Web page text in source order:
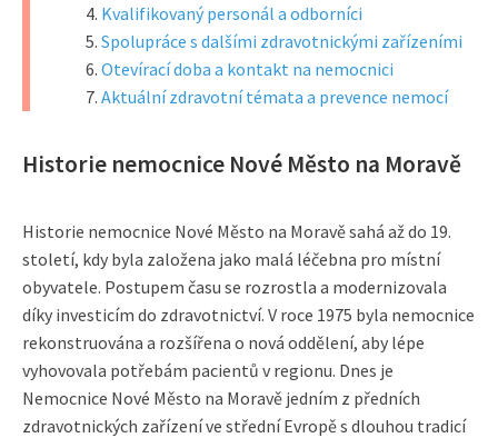
Kvalifikovaný personál a odborníci
Spolupráce s dalšími zdravotnickými zařízeními
Otevírací doba a kontakt na nemocnici
Aktuální zdravotní témata a prevence nemocí
Historie nemocnice Nové Město na Moravě
Historie nemocnice Nové Město na Moravě sahá až do 19.
století, kdy byla založena jako malá léčebna pro místní
obyvatele. Postupem času se rozrostla a modernizovala
díky investicím do zdravotnictví. V roce 1975 byla nemocnice
rekonstruována a rozšířena o nová oddělení, aby lépe
vyhovovala potřebám pacientů v regionu. Dnes je
Nemocnice Nové Město na Moravě jedním z předních
zdravotnických zařízení ve střední Evropě s dlouhou tradicí